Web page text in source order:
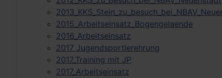
2015_Arbeitseinsatz_Bogengelaende
2016_Arbeitseinsatz
2017 Jugendsportlerehrung
2017_Training mit JP
2017_Arbeitseinsatz